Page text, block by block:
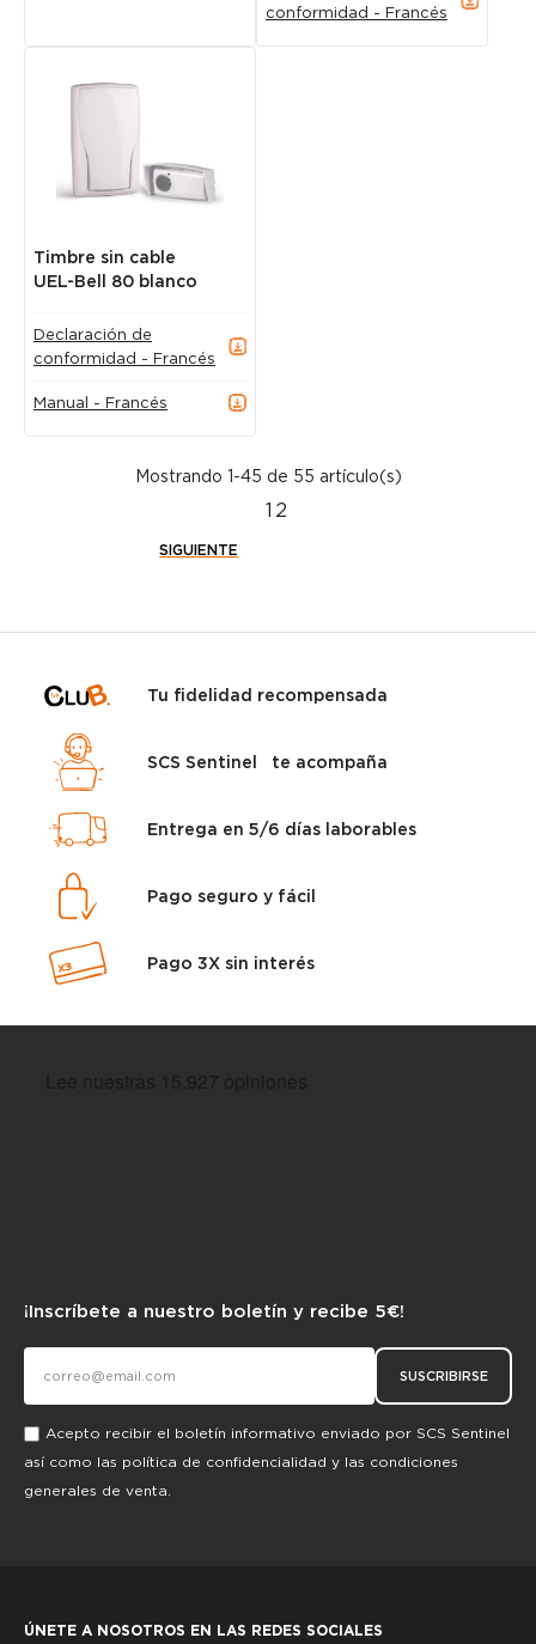
conformidad - Francés
Timbre sin cable
UEL-Bell 80 blanco
Declaración de
conformidad - Francés
Manual - Francés
Mostrando 1-45 de 55 artículo(s)
1 2
SIGUIENTE
Tu fidelidad recompensada
SCS Sentinel te acompaña
Entrega en 5/6 días laborables
Pago seguro y fácil
Pago 3X sin interés
¡Inscríbete a nuestro boletín y recibe 5€!
SUSCRIBIRSE
Acepto recibir el boletín informativo enviado por SCS Sentinel
así como las política de confidencialidad y las condiciones
generales de venta.
ÚNETE A NOSOTROS EN LAS REDES SOCIALES